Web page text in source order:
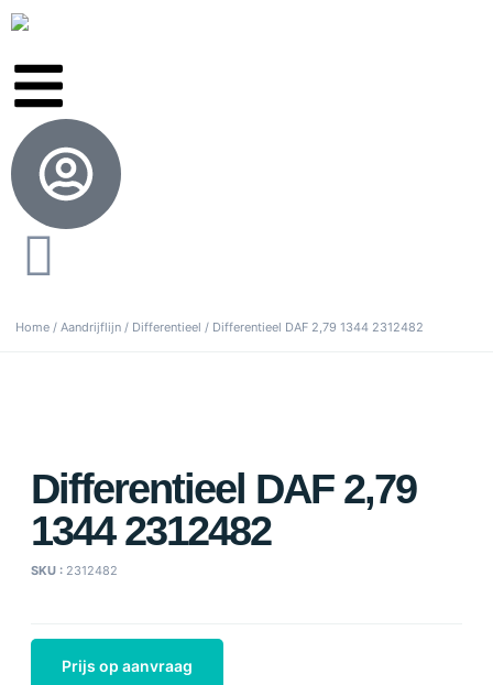
Home / Aandrijflijn / Differentieel / Differentieel DAF 2,79 1344 2312482
Differentieel DAF 2,79
1344 2312482
SKU : 2312482
Prijs op aanvraag